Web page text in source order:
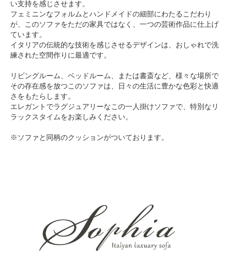
い支持を感じさせます。
フェミニンなフォルムとハンドメイドの細部にわたるこだわり
が、このソファをただの家具ではなく、一つの芸術作品に仕上げ
ています。
イタリアの伝統的な技術を感じさせるデザインは、おしゃれで洗
練された空間作りに最適です。
リビングルーム、ベッドルーム、または書斎など、様々な場所で
その存在感を放つこのソファは、日々の生活に豊かな色彩と快適
さをもたらします。
エレガントでラグジュアリーなこの一人掛けソファで、特別なリ
ラックスタイムをお楽しみください。
※ソファと同柄のクッションがついております。